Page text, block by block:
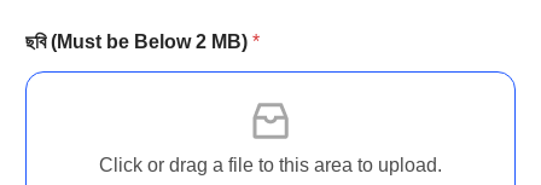
ছবি (Must be Below 2 MB) *
Click or drag a file to this area to upload.